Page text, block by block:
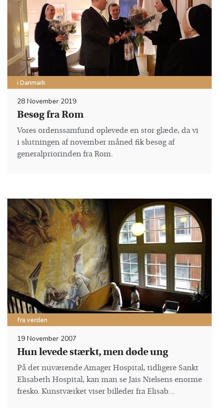
i Danmark
28 November 2019
Besøg fra Rom
Vores ordenssamfund oplevede en stor glæde, da vi
i slutningen af november måned fik besøg af
generalpriorinden fra Rom.
fra verden
19 November 2007
Hun levede stærkt, men døde ung
På det nuværende Amager Hospital, tidligere Sankt
Elisabeth Hospital, kan man se Jais Nielsens enorme
fresko. Kunstværket viser billeder fra Elisab...